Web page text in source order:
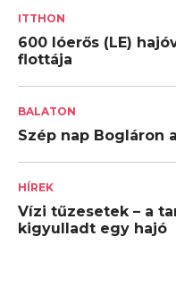
ITTHON
600 lóerős (LE)
flottája
BALATON
Szép nap Bogláron
HÍREK
Vízi tűzesetek – a
kigyulladt egy hajó